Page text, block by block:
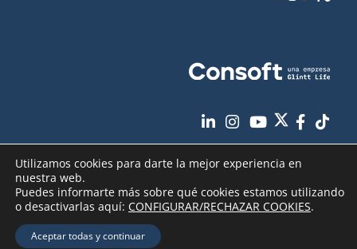
Copyright2026 - Consoft |Aviso Legal
Política de Cookies|Seguridad de sus datos
Utilizamos cookies para darte la mejor experiencia en
nuestra web.
Puedes informarte más sobre qué cookies estamos utilizando
o desactivarlas aquí: CONFIGURAR/RECHAZAR COOKIES.
Aceptar todas y continuar